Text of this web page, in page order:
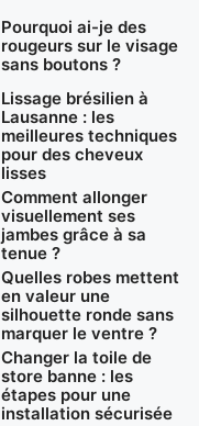
Pourquoi ai-je des
rougeurs sur le visage
sans boutons ?
Lissage brésilien à
Lausanne : les
meilleures techniques
pour des cheveux
lisses
Comment allonger
visuellement ses
jambes grâce à sa
tenue ?
Quelles robes mettent
en valeur une
silhouette ronde sans
marquer le ventre ?
Changer la toile de
store banne : les
étapes pour une
installation sécurisée